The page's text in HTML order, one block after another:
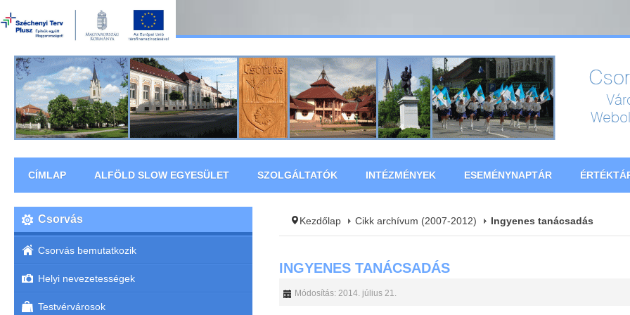
CÍMLAP ALFÖLD SLOW EGYESÜLET SZOLGÁLTATÓK INTÉZMÉNYEK ESEMÉNYNAPTÁR
Kezdőlap Cikk archívum (2007-2012) Ingyenes tanácsadás
INGYENES TANÁCSADÁS
Módosítás: 2014. július 21.
Csorvás
Csorvás bemutatkozik
Helyi nevezetességek
Testvérvárosok